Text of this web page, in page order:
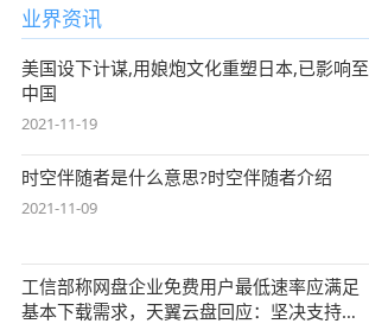
业界资讯
美国设下计谋,用娘炮文化重塑日本,已影响至
中国
2021-11-19
时空伴随者是什么意思?时空伴随者介绍
2021-11-09
工信部称网盘企业免费用户最低速率应满足
基本下载需求，天翼云盘回应：坚决支持，